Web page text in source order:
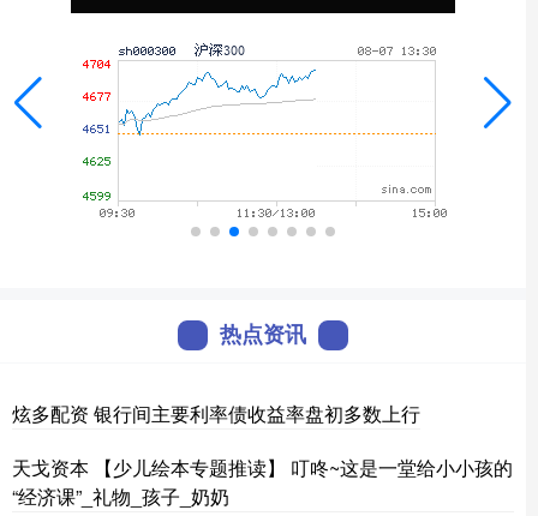
热点资讯
炫多配资 银行间主要利率债收益率盘初多数上行
天戈资本 【少儿绘本专题推读】 叮咚~这是一堂给小小孩的
“经济课”_礼物_孩子_奶奶